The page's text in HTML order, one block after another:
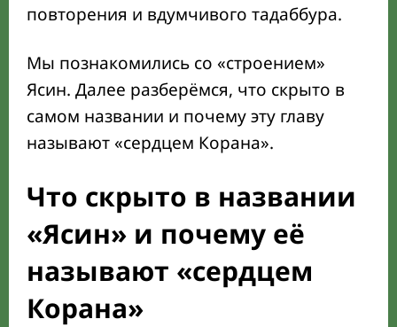
повторения и вдумчивого тадаббура.
Мы познакомились со «строением»
Ясин. Далее разберёмся, что скрыто в
самом названии и почему эту главу
называют «сердцем Корана».
Что скрыто в названии
«Ясин» и почему её
называют «сердцем
Корана»